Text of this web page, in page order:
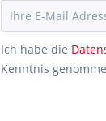
Ich habe die
Kenntnis